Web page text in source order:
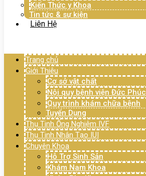
Kiến Thức y Khoa
Tin tức & sự kiện
Liên Hệ
Trang chủ
Giới Thiệu
Cơ sở vật chất
Nội quy bệnh viện Đức Phúc
Quy trình khám chữa bệnh
Tuyển Dụng
Thụ Tinh Ống Nghiệm IVF
Thụ Tinh Nhân Tạo IUI
Chuyên Khoa
Hỗ Trợ Sinh Sản
Khám Nam Khoa